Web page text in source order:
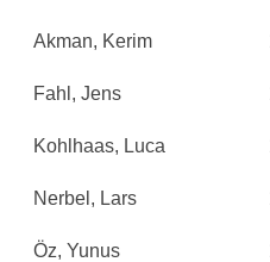
Akman, Kerim
Fahl, Jens
Kohlhaas, Luca
Nerbel, Lars
Öz, Yunus